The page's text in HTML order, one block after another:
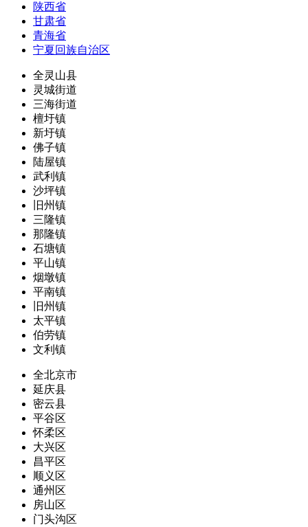
陕西省
甘肃省
青海省
宁夏回族自治区
全灵山县
灵城街道
三海街道
檀圩镇
新圩镇
佛子镇
陆屋镇
武利镇
沙坪镇
旧州镇
三隆镇
那隆镇
石塘镇
平山镇
烟墩镇
平南镇
旧州镇
太平镇
伯劳镇
文利镇
全北京市
延庆县
密云县
平谷区
怀柔区
大兴区
昌平区
顺义区
通州区
房山区
门头沟区